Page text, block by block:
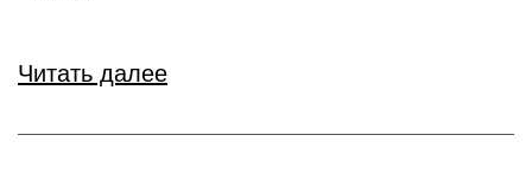
Читать далее